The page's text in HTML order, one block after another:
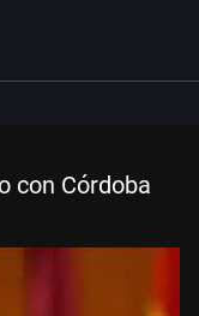
con Córdoba